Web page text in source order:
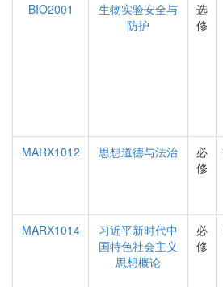
BIO2001
生物实验安全与
防护
选
修
MARX1012
思想道德与法治
必
修
MARX1014
习近平新时代中
国特色社会主义
思想概论
必
修